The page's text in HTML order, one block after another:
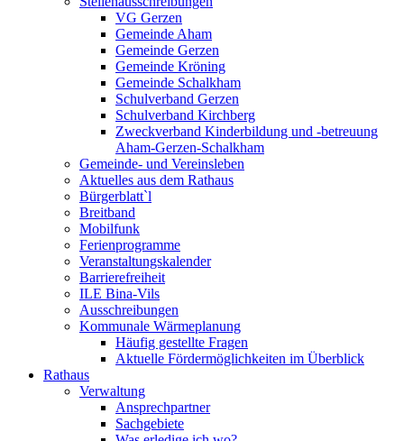
VG Gerzen
Gemeinde Aham
Gemeinde Gerzen
Gemeinde Kröning
Gemeinde Schalkham
Schulverband Gerzen
Schulverband Kirchberg
Zweckverband Kinderbildung und -betreuung
Aham-Gerzen-Schalkham
Gemeinde- und Vereinsleben
Aktuelles aus dem Rathaus
Bürgerblatt`l
Breitband
Mobilfunk
Ferienprogramme
Veranstaltungskalender
Barrierefreiheit
ILE Bina-Vils
Ausschreibungen
Kommunale Wärmeplanung
Häufig gestellte Fragen
Aktuelle Fördermöglichkeiten im Überblick
Rathaus
Verwaltung
Ansprechpartner
Sachgebiete